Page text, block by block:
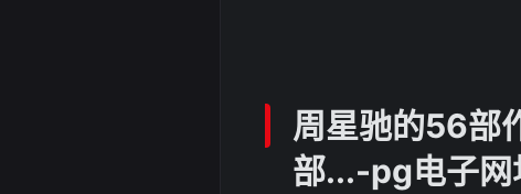
周星驰的56部
部...-pg电子网